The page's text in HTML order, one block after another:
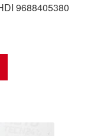
9688405380